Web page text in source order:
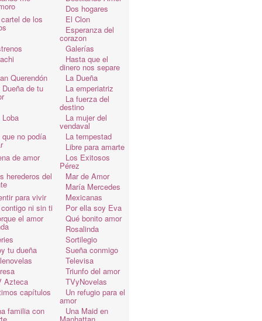
Dos hogares
de los
El Clon
Esperanza del
corazon
Galerías
Hasta que el
dinero nos separe
Querendón
La Dueña
Dueña de tu
La emperiatriz
La fuerza del
destino
La mujer del
vendaval
que no podía
La tempestad
Libre para amarte
de amor
Los Exitosos
Pérez
herederos del
Mar de Amor
María Mercedes
para vivir
Mexicanas
ni sin ti
Por ella soy Eva
el amor
Qué bonito amor
Rosalinda
Sortilegio
tu dueña
Sueña conmigo
Televisa
Triunfo del amor
Azteca
TVyNovelas
capítulos
Un refugio para el
amor
familia con
Una Maid en